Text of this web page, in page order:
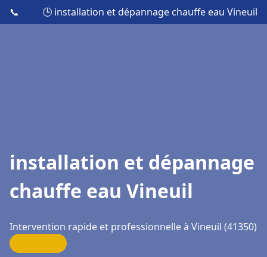
📞 🕒 installation et dépannage chauffe eau Vineuil
installation et dépannage
chauffe eau Vineuil
Intervention rapide et professionnelle à Vineuil (41350)